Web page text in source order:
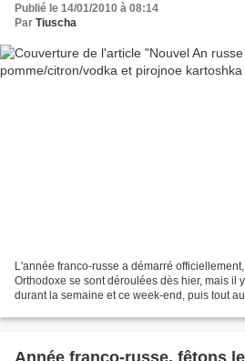
Publié le 14/01/2010 à 08:14
Par Tiuscha
L'année franco-russe a démarré
Orthodoxe se sont déroulées dès hier, mais il
durant la semaine et ce week-end, puis tout